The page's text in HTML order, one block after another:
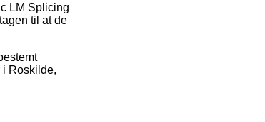
LM Splicing
til at de
Roskilde,